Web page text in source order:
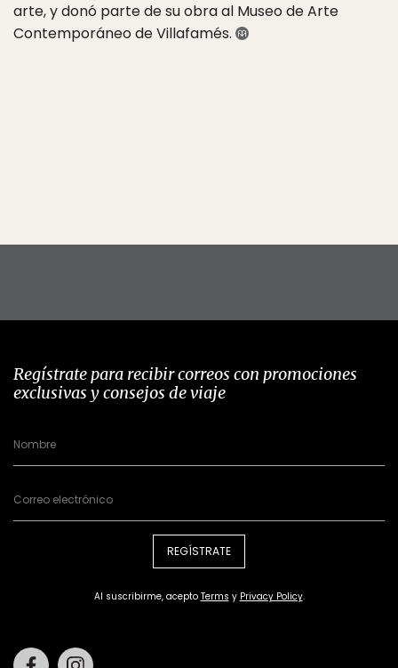
arte, y donó parte de su obra al Museo de Arte
Contemporáneo de Villafamés.
Regístrate para recibir correos con promociones
exclusivas y consejos de viaje
REGÍSTRATE
Al suscribirme, acepto Terms y Privacy Policy.
Facebook